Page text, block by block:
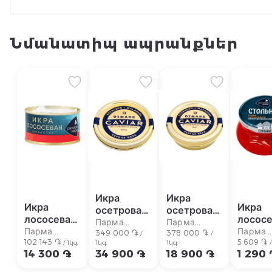
Նմանատիպ ապրանքներ
Икра
лососевая
"Русское
Море"
кета 140г
Парма
супермаркет
102 143 ֏ / 1կգ
14 300 ֏
Икра
осетровая
"Dimare
Caviar"
черная
100г
Парма
супермаркет
349 000 ֏ /
1կգ
34 900 ֏
Икра
осетровая
"Dimare
Caviar"
черная 50г
Парма
супермаркет
378 000 ֏ /
1կգ
18 900 ֏
Икра
Море"
Парма
5 609 ֏
1 290